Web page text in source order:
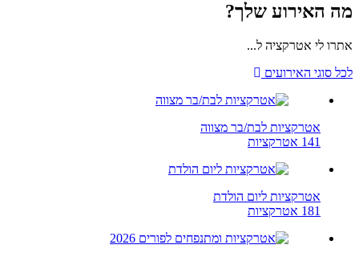
האירוע שלך?
לי אטרקציה ל...
סוגי האירועים
אטרקציות לבת/בר מצווה
אטרקציות ליום הולדת